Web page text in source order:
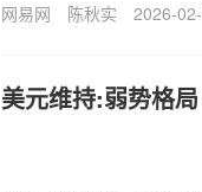
网易网 陈秋实 2026-
美元维持:弱势格